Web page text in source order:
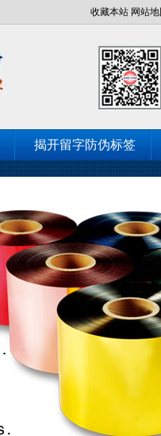
收藏本站 网站地
揭开留字防伪标签